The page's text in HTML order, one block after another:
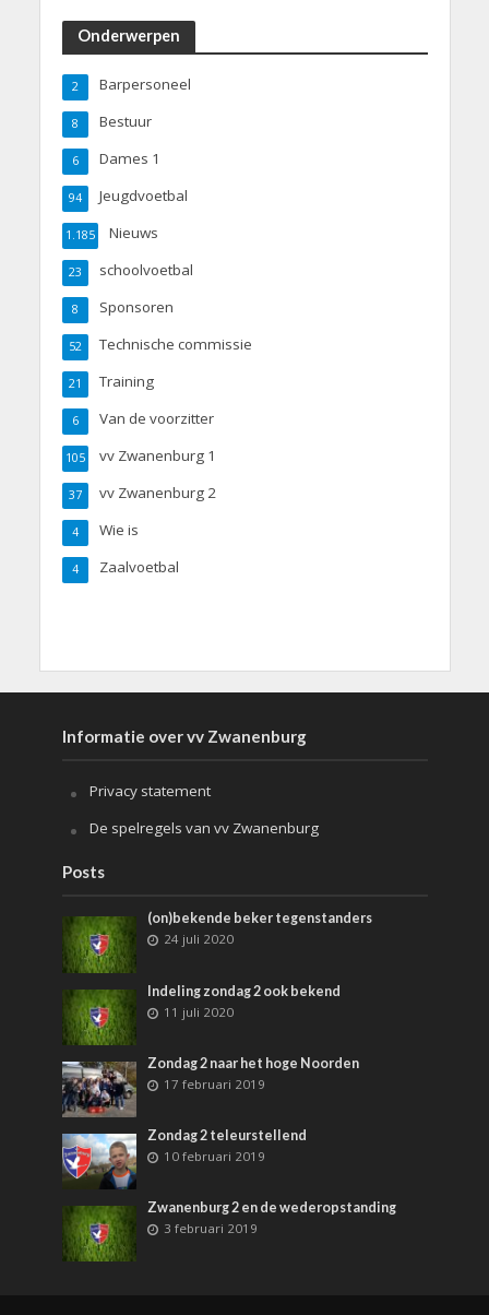
Onderwerpen
Barpersoneel
2
Bestuur
8
Dames 1
6
Jeugdvoetbal
94
Nieuws
1.185
schoolvoetbal
23
Sponsoren
8
Technische commissie
52
Training
21
Van de voorzitter
6
vv Zwanenburg 1
105
vv Zwanenburg 2
37
Wie is
4
Zaalvoetbal
4
Informatie over vv Zwanenburg
Privacy statement
De spelregels van vv Zwanenburg
Posts
(on)bekende beker tegenstanders
24 juli 2020
Indeling zondag 2 ook bekend
11 juli 2020
Zondag 2 naar het hoge Noorden
17 februari 2019
Zondag 2 teleurstellend
10 februari 2019
Zwanenburg 2 en de wederopstanding
3 februari 2019